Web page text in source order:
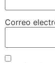
Correo